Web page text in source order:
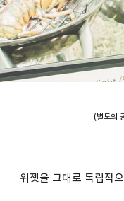
(별도의
위젯을 그대로 독립적